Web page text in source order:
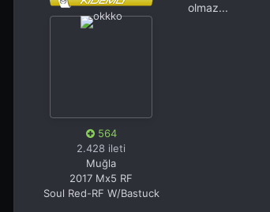
564
2.428 ileti
Muğla
2017 Mx5 RF
Soul Red-RF W/Bastuck
olmaz...